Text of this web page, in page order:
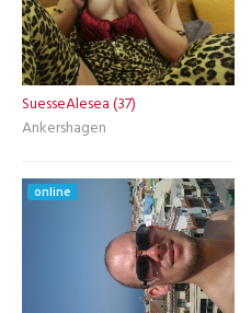
SuesseAlesea (37)
Ankershagen
online